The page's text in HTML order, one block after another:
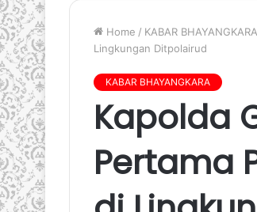
Home / KABAR BHAYANGKARA
Lingkungan Ditpolairud
KABAR BHAYANGKARA
Kapolda
Pertama